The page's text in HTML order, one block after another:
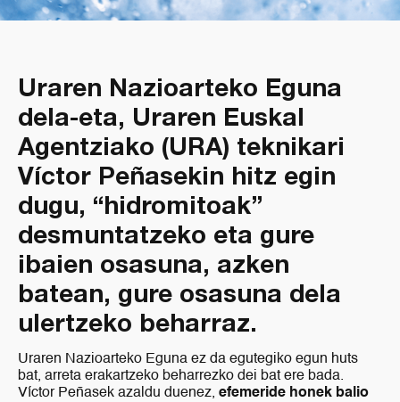
Uraren Nazioarteko Eguna
dela-eta, Uraren Euskal
Agentziako (URA) teknikari
Víctor Peñasekin hitz egin
dugu, “hidromitoak”
desmuntatzeko eta gure
ibaien osasuna, azken
batean, gure osasuna dela
ulertzeko beharraz.
Uraren Nazioarteko Eguna ez da egutegiko egun huts
bat, arreta erakartzeko beharrezko dei bat ere bada.
Víctor Peñasek azaldu duenez, efemeride honek balio